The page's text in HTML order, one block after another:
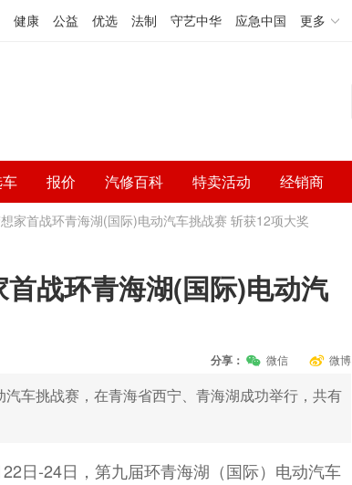
健康 公益 优选 法制 守艺中华 应急中国 更多
报价 汽修百科 特卖活动 经销商
家首战环青海湖(国际)电动汽车挑战赛 斩获12项大奖
战环青海湖(国际)电动汽
分享： 微信 微博
车挑战赛，在青海省西宁、青海湖成功举行，共有
22日-24日，第九届环青海湖（国际）电动汽车